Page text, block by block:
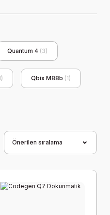
Quantum 4 (3)
Qbix M88b (1)